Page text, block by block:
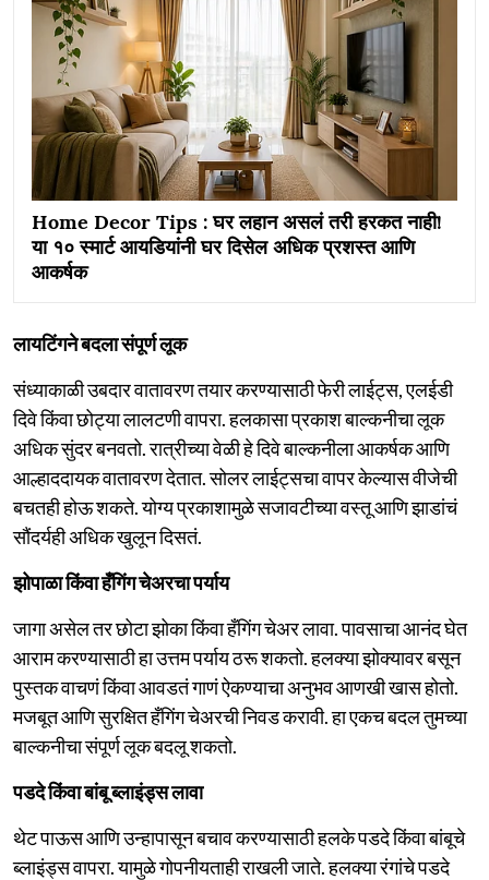
Home Decor Tips : घर लहान असलं तरी हरकत नाही!
या १० स्मार्ट आयडियांनी घर दिसेल अधिक प्रशस्त आणि
आकर्षक
लायटिंगने बदला संपूर्ण लूक
संध्याकाळी उबदार वातावरण तयार करण्यासाठी फेरी लाईट्स, एलईडी
दिवे किंवा छोट्या लालटणी वापरा. हलकासा प्रकाश बाल्कनीचा लूक
अधिक सुंदर बनवतो. रात्रीच्या वेळी हे दिवे बाल्कनीला आकर्षक आणि
आल्हाददायक वातावरण देतात. सोलर लाईट्सचा वापर केल्यास वीजेची
बचतही होऊ शकते. योग्य प्रकाशामुळे सजावटीच्या वस्तू आणि झाडांचं
सौंदर्यही अधिक खुलून दिसतं.
झोपाळा किंवा हँगिंग चेअरचा पर्याय
जागा असेल तर छोटा झोका किंवा हँगिंग चेअर लावा. पावसाचा आनंद घेत
आराम करण्यासाठी हा उत्तम पर्याय ठरू शकतो. हलक्या झोक्यावर बसून
पुस्तक वाचणं किंवा आवडतं गाणं ऐकण्याचा अनुभव आणखी खास होतो.
मजबूत आणि सुरक्षित हँगिंग चेअरची निवड करावी. हा एकच बदल तुमच्या
बाल्कनीचा संपूर्ण लूक बदलू शकतो.
पडदे किंवा बांबू ब्लाइंड्स लावा
थेट पाऊस आणि उन्हापासून बचाव करण्यासाठी हलके पडदे किंवा बांबूचे
ब्लाइंड्स वापरा. यामुळे गोपनीयताही राखली जाते. हलक्या रंगांचे पडदे